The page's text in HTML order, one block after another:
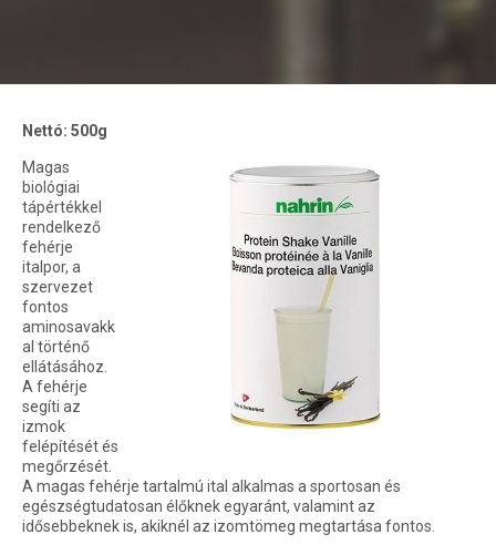
Nettó: 500g
Magas
biológiai
tápértékkel
rendelkező
fehérje
italpor, a
szervezet
fontos
aminosavakk
al történő
ellátásához.
A fehérje
segíti az
izmok
felépítését és
megőrzését.
A magas fehérje tartalmú ital alkalmas a sportosan és
egészségtudatosan élőknek egyaránt, valamint az
idősebbeknek is, akiknél az izomtömeg megtartása fontos.